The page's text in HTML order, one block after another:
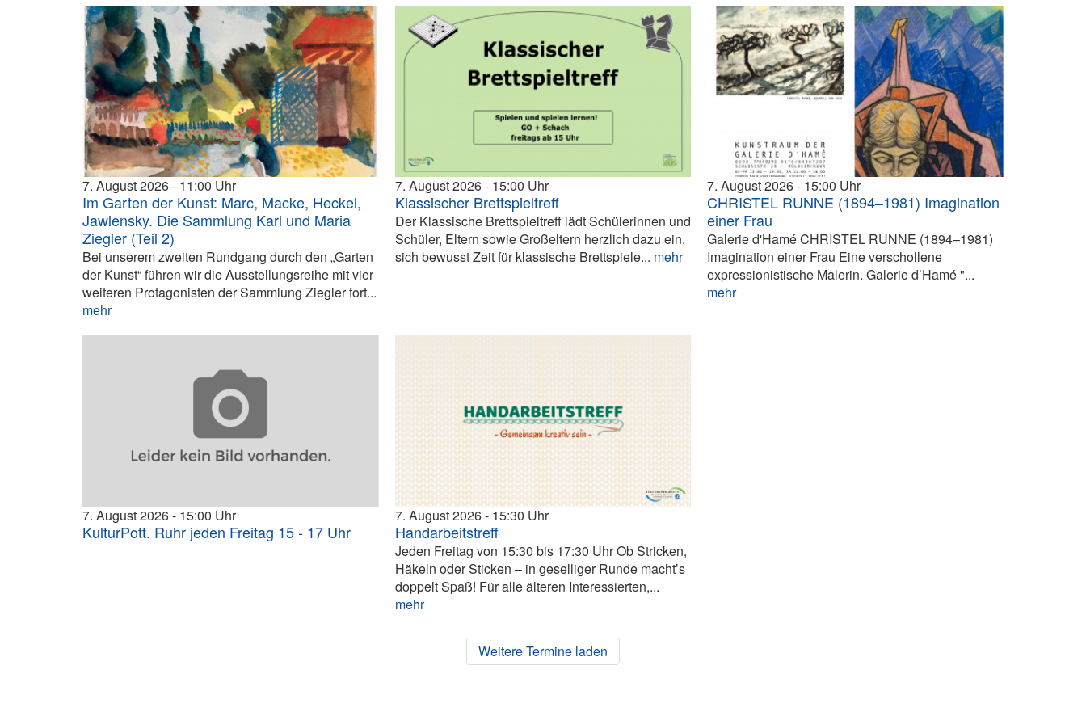
7. August 2026 11:00
Im Garten der Kunst: Marc, Macke, Heckel,
Jawlensky. Die Sammlung Karl und Maria
Ziegler (Teil 2)
Bei unserem zweiten Rundgang durch den „Garten
der Kunst“ führen wir die Ausstellungsreihe mit vier
weiteren Protagonisten der Sammlung Ziegler fort...
mehr
7. August 2026 15:00
Klassischer Brettspieltreff
Der Klassische Brettspieltreff lädt Schülerinnen und
Schüler, Eltern sowie Großeltern herzlich dazu ein,
sich bewusst Zeit für klassische Brettspiele... mehr
7. August 2026 15:00
CHRISTEL RUNNE (1894–1981) Imagination
einer Frau
Galerie d'Hamé CHRISTEL RUNNE (1894–1981)
Imagination einer Frau Eine verschollene
expressionistische Malerin. Galerie d’Hamé "...
mehr
7. August 2026 15:00
KulturPott. Ruhr jeden Freitag 15 - 17 Uhr
7. August 2026 15:30
Handarbeitstreff
Jeden Freitag von 15:30 bis 17:30 Uhr Ob Stricken,
Häkeln oder Sticken – in geselliger Runde macht’s
doppelt Spaß! Für alle älteren Interessierten,...
mehr
Weitere Termine laden